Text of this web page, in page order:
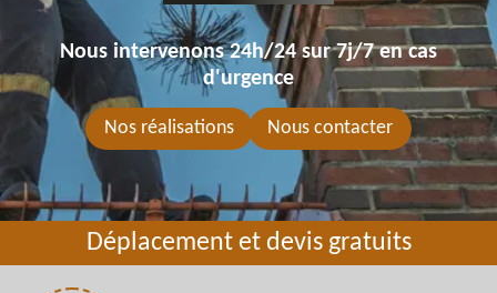
Nous intervenons 24h/24 sur 7j/7 en cas
d'urgence
Nos réalisations Nous contacter
Déplacement et devis gratuits